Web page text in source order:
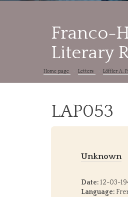
Franco-
Literary
Home page Letters Löffler A.
LAP053
Unknown
Date:12-03-
Language: